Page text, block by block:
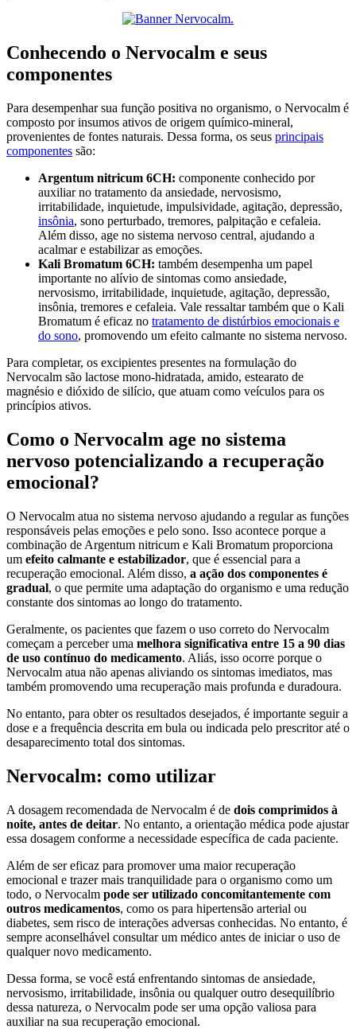
Conhecendo o Nervocalm e seus
componentes
Para desempenhar sua função positiva no organismo, o Nervocalm é
composto por insumos ativos de origem químico-mineral,
provenientes de fontes naturais. Dessa forma, os seus principais
componentes são:
Argentum nitricum 6CH: componente conhecido por
auxiliar no tratamento da ansiedade, nervosismo,
irritabilidade, inquietude, impulsividade, agitação, depressão,
insônia, sono perturbado, tremores, palpitação e cefaleia.
Além disso, age no sistema nervoso central, ajudando a
acalmar e estabilizar as emoções.
Kali Bromatum 6CH: também desempenha um papel
importante no alívio de sintomas como ansiedade,
nervosismo, irritabilidade, inquietude, agitação, depressão,
insônia, tremores e cefaleia. Vale ressaltar também que o Kali
Bromatum é eficaz no tratamento de distúrbios emocionais e
do sono, promovendo um efeito calmante no sistema nervoso.
Para completar, os excipientes presentes na formulação do
Nervocalm são lactose mono-hidratada, amido, estearato de
magnésio e dióxido de silício, que atuam como veículos para os
princípios ativos.
Como o Nervocalm age no sistema
nervoso potencializando a recuperação
emocional?
O Nervocalm atua no sistema nervoso ajudando a regular as funções
responsáveis pelas emoções e pelo sono. Isso acontece porque a
combinação de Argentum nitricum e Kali Bromatum proporciona
um efeito calmante e estabilizador, que é essencial para a
recuperação emocional. Além disso, a ação dos componentes é
gradual, o que permite uma adaptação do organismo e uma redução
constante dos sintomas ao longo do tratamento.
Geralmente, os pacientes que fazem o uso correto do Nervocalm
começam a perceber uma melhora significativa entre 15 a 90 dias
de uso contínuo do medicamento. Aliás, isso ocorre porque o
Nervocalm atua não apenas aliviando os sintomas imediatos, mas
também promovendo uma recuperação mais profunda e duradoura.
No entanto, para obter os resultados desejados, é importante seguir a
dose e a frequência descrita em bula ou indicada pelo prescritor até o
desaparecimento total dos sintomas.
Nervocalm: como utilizar
A dosagem recomendada de Nervocalm é de dois comprimidos à
noite, antes de deitar. No entanto, a orientação médica pode ajustar
essa dosagem conforme a necessidade específica de cada paciente.
Além de ser eficaz para promover uma maior recuperação
emocional e trazer mais tranquilidade para o organismo como um
todo, o Nervocalm pode ser utilizado concomitantemente com
outros medicamentos, como os para hipertensão arterial ou
diabetes, sem risco de interações adversas conhecidas. No entanto, é
sempre aconselhável consultar um médico antes de iniciar o uso de
qualquer novo medicamento.
Dessa forma, se você está enfrentando sintomas de ansiedade,
nervosismo, irritabilidade, insônia ou qualquer outro desequilíbrio
dessa natureza, o Nervocalm pode ser uma opção valiosa para
auxiliar na sua recuperação emocional.